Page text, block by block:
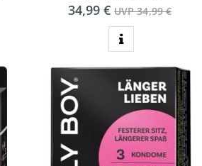
34,99 €UVP 34,99 €